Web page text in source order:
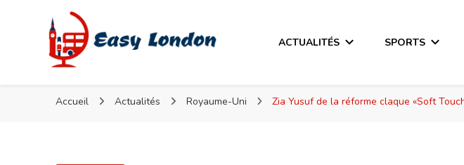
Easy London
Easy London
ACTUALITÉS SPORTS
Accueil Actualités Royaume-Uni Zia Yusuf de la réforme claque «Soft